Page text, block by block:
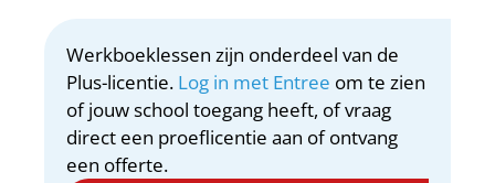
Werkboeklessen zijn onderdeel van de
Plus-licentie. Log in met Entree om te zien
of jouw school toegang heeft, of vraag
direct een proeflicentie aan of ontvang
een offerte.